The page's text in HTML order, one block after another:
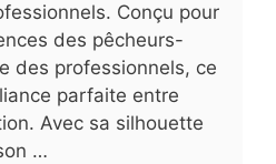
Conçu pour
des pêcheurs-
des professionnels, ce
parfaite entre
Avec sa silhouette
…